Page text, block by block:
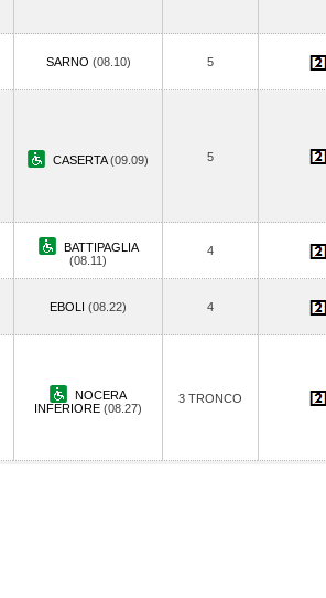
SARNO (08.10) 5
CASERTA(09.09) 5
BATTIPAGLIA
(08.11)
4
EBOLI (08.22) 4
NOCERA
INFERIORE (08.27)
3 TRONCO